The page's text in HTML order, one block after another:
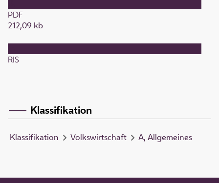
PDF
212,09 kb
RIS
Klassifikation
Klassifikation Volkswirtschaft A, Allgemeines